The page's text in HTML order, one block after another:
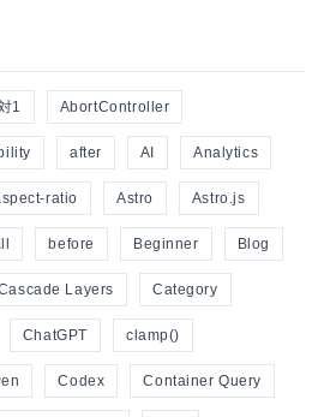
1 AbortController
after AI Analytics
ratio Astro Astro.js
before Beginner Blog
Layers Category
ChatGPT clamp()
Codex Container Query